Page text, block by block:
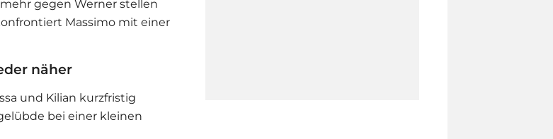
gegen Werner stellen
Massimo mit einer
näher
und Kilian kurzfristig
bei einer kleinen